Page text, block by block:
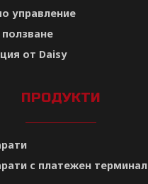
управление
от Daisy
ПРОДУКТИ
с платежен терминал